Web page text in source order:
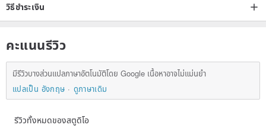
วิธีชำระเงิน
คะแนนรีวิว
มีรีวิวบางส่วนแปลภาษาอัตโนมัติโดย Google เนื้อหาอาจไม่แม่นยำ
แปลเป็น อังกฤษ
ดูภาษาเดิม
รีวิวทั้งหมดของสตูดิโอ